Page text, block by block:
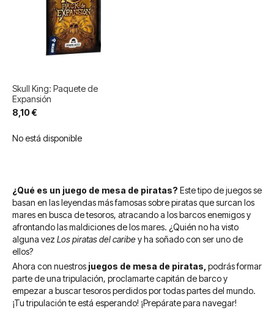
Skull King: Paquete de
Expansión
8,10 €
No está disponible
¿Qué es un juego de mesa de piratas? Este tipo de juegos se
basan en las leyendas más famosas sobre piratas que surcan los
mares en busca de tesoros, atracando a los barcos enemigos y
afrontando las maldiciones de los mares. ¿Quién no ha visto
alguna vez Los piratas del caribey ha soñado con ser uno de
ellos?
Ahora con nuestros juegos de mesa de piratas, podrás formar
parte de una tripulación, proclamarte capitán de barco y
empezar a buscar tesoros perdidos por todas partes del mundo.
¡Tu tripulación te está esperando! ¡Prepárate para navegar!